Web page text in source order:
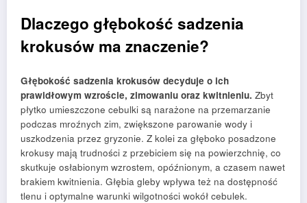
Dlaczego głębokość sadzenia
krokusów ma znaczenie?
Głębokość sadzenia krokusów decyduje o ich
prawidłowym wzroście, zimowaniu oraz kwitnieniu. Zbyt
płytko umieszczone cebulki są narażone na przemarzanie
podczas mroźnych zim, zwiększone parowanie wody i
uszkodzenia przez gryzonie. Z kolei za głęboko posadzone
krokusy mają trudności z przebiciem się na powierzchnię, co
skutkuje osłabionym wzrostem, opóźnionym, a czasem nawet
brakiem kwitnienia. Głębia gleby wpływa też na dostępność
tlenu i optymalne warunki wilgotności wokół cebulek.